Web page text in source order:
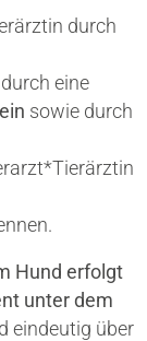
durch
durch eine
sowie durch
Hund erfolgt
unter dem
eindeutig über